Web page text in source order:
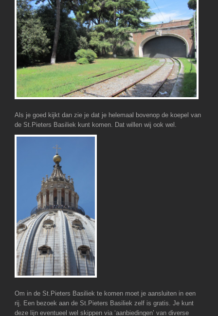
Als je goed kijkt dan zie je dat je helemaal bovenop de koepel van
de St.Pieters Basiliek kunt komen. Dat willen wij ook wel.
Om in de St.Pieters Basiliek te komen moet je aansluiten in een
rij. Een bezoek aan de St.Pieters Basiliek zelf is gratis. Je kunt
deze lijn eventueel wel skippen via ‘aanbiedingen’ van diverse